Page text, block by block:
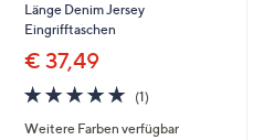
anzuzeigen.
Länge Denim Jersey
Eingrifftaschen
€ 37,49
5.0
von
5
(1)1
Weitere Farben verfügbar